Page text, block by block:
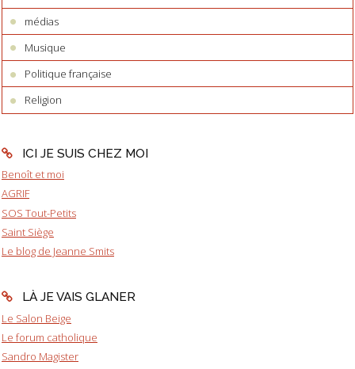
médias
Musique
Politique française
Religion
ICI JE SUIS CHEZ MOI
Benoît et moi
AGRIF
SOS Tout-Petits
Saint Siège
Le blog de Jeanne Smits
LÀ JE VAIS GLANER
Le Salon Beige
Le forum catholique
Sandro Magister